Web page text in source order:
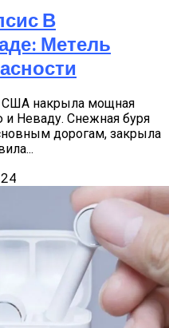
В
Метель
США накрыла мощная
и Неваду. Снежная буря
дорогам, закрыла